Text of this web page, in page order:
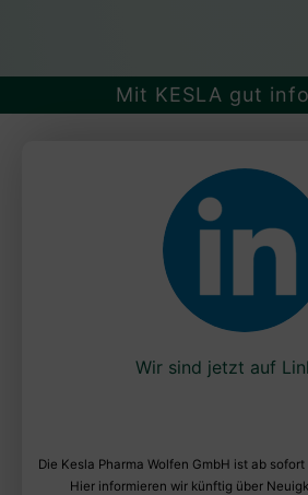
Mit KESLA gut
Wir sind jetzt auf
Die Kesla Pharma Wolfen GmbH ist ab
Hier informieren wir künftig über